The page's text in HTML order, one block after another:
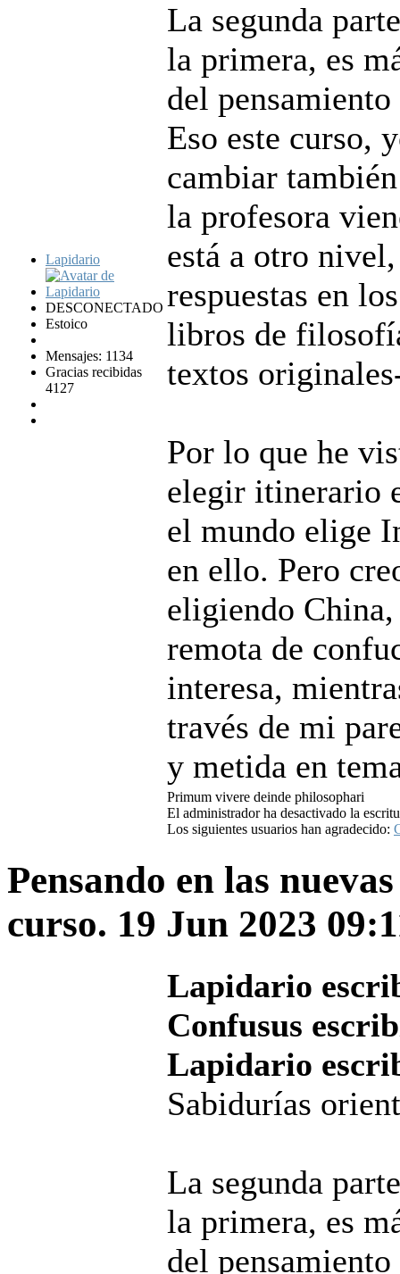
Lapidario
DESCONECTADO
Estoico
Mensajes: 1134
Gracias recibidas
4127
La segunda
la primera, es
del
Eso este curso,
cambiar
la profesora
está a otro
respuestas en
libros de
textos
Por lo que he
elegir itinerario
el mundo elige
en ello. Pero
eligiendo
remota de
interesa,
través de mi
y metida en
Primum vivere deinde philosophari
El administrador ha desactivado la
Los siguientes usuarios han agradecido:
Pensando en las
curso. 19 Jun 2023
Lapidario
Confusus
Lapidario
Sabidurías
La segunda
la primera, es
del